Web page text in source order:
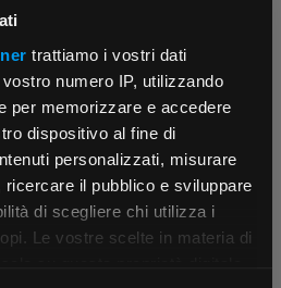
trattiamo i vostri dati
numero IP, utilizzando
per memorizzare e accedere
dispositivo al fine di
personalizzati, misurare
il pubblico e sviluppare
di scegliere chi utilizza i
Le vostre scelte in materia di
×
Fissa una consulenza